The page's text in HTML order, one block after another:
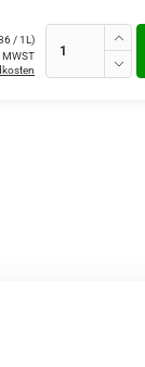
/ 1L)
MWST